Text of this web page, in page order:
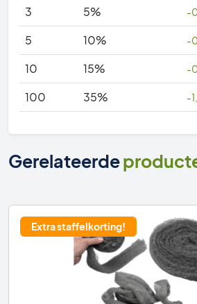
100
gram
aantal
3
5% -
5
10% -
10
15% -
100
35% -
Gerelateerde
Extra staffelkorting!